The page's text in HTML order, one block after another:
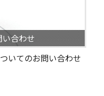
合わせ
いてのお問い合わせ